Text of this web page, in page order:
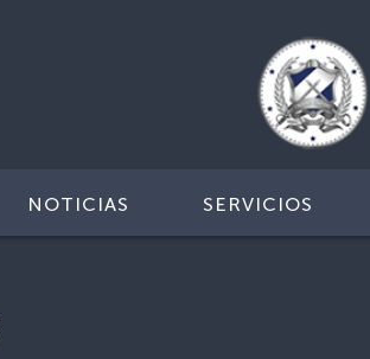
NOTICIAS SERVICIOS